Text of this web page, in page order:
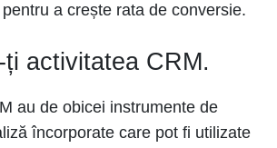
a crește rata de conversie.
activitatea CRM.
au de obicei instrumente de
încorporate care pot fi utilizate